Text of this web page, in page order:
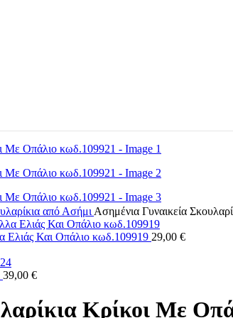
από Ασήμι Ασημένια Γυναικεία
Ελιάς Και Οπάλιο κωδ.109919 29,00 €
39,00 €
Κρίκοι Με